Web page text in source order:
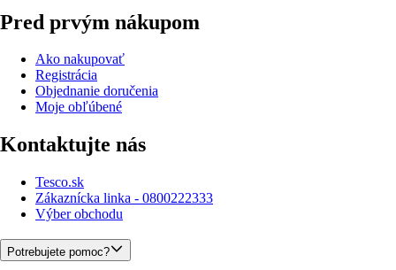
Pred prvým nákupom
Ako nakupovať
Registrácia
Objednanie doručenia
Moje obľúbené
Kontaktujte nás
Tesco.sk
Zákaznícka linka - 0800222333
Výber obchodu
Potrebujete pomoc?